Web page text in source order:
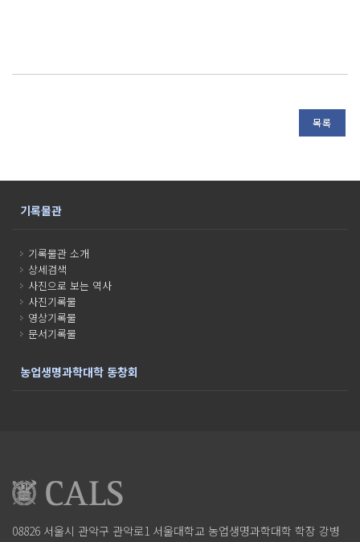
목록
기록물관
기록물관 소개
상세검색
사진으로 보는 역사
사진기록물
영상기록물
문서기록물
농업생명과학대학 동창회
08826 서울시 관악구 관악로1 서울대학교 농업생명과학대학 학장 강병